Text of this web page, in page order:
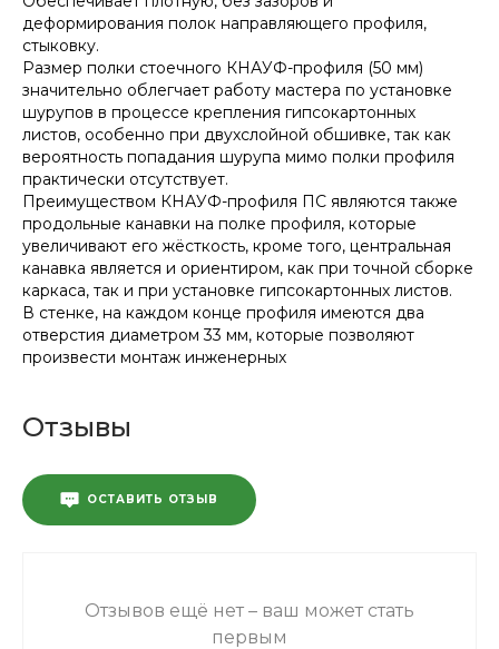
деформирования полок направляющего профиля,
стыковку.
Размер полки стоечного КНАУФ-профиля (50 мм)
значительно облегчает работу мастера по установке
шурупов в процессе крепления гипсокартонных
листов, особенно при двухслойной обшивке, так как
вероятность попадания шурупа мимо полки профиля
практически отсутствует.
Преимуществом КНАУФ-профиля ПС являются также
продольные канавки на полке профиля, которые
увеличивают его жёсткость, кроме того, центральная
канавка является и ориентиром, как при точной сборке
каркаса, так и при установке гипсокартонных листов.
В стенке, на каждом конце профиля имеются два
отверстия диаметром 33 мм, которые позволяют
произвести монтаж инженерных
Отзывы
ОСТАВИТЬ ОТЗЫВ
Отзывов ещё нет – ваш может стать
первым